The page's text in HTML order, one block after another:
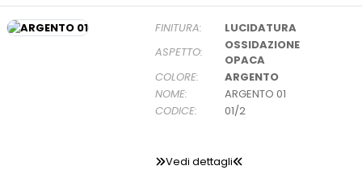
FINITURA:
LUCIDATURA
ASPETTO:
OSSIDAZIONE
OPACA
COLORE:
ARGENTO
NOME:
ARGENTO 01
CODICE:
01/2
Vedi dettagli